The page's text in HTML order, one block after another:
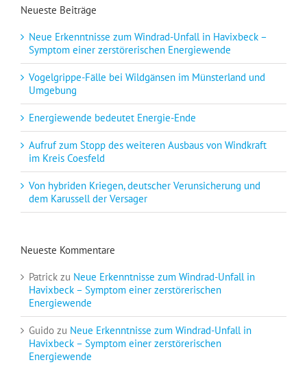
Neueste Beiträge
Neue Erkenntnisse zum Windrad-Unfall in Havixbeck –
Symptom einer zerstörerischen Energiewende
Vogelgrippe-Fälle bei Wildgänsen im Münsterland und
Umgebung
Energiewende bedeutet Energie-Ende
Aufruf zum Stopp des weiteren Ausbaus von Windkraft
im Kreis Coesfeld
Von hybriden Kriegen, deutscher Verunsicherung und
dem Karussell der Versager
Neueste Kommentare
Patrick zu Neue Erkenntnisse zum Windrad-Unfall in
Havixbeck – Symptom einer zerstörerischen
Energiewende
Guido zu Neue Erkenntnisse zum Windrad-Unfall in
Havixbeck – Symptom einer zerstörerischen
Energiewende